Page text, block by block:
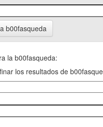
b00fasqueda
la b00fasqueda:
los resultados de